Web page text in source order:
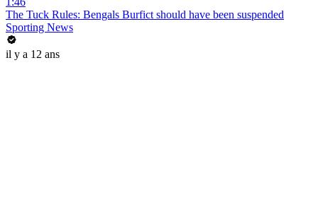
The Tuck Rules: Bengals Burfict should have been suspended
Sporting News
il y a 12 ans